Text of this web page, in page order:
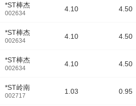
*ST棒杰
002634
*ST棒杰
002634
*ST棒杰
002634
*ST岭南
002717
4.10 4.50
4.10 4.50
4.10 4.50
1.03 0.95